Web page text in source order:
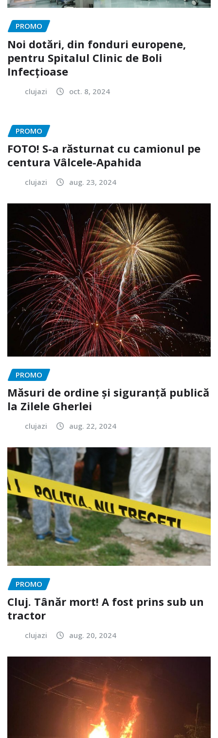
PROMO
Noi dotări, din fonduri europene,
pentru Spitalul Clinic de Boli
Infecțioase
clujazi oct. 8, 2024
PROMO
FOTO! S-a răsturnat cu camionul pe
centura Vâlcele-Apahida
clujazi aug. 23, 2024
PROMO
Măsuri de ordine și siguranță publică
la Zilele Gherlei
clujazi aug. 22, 2024
PROMO
Cluj. Tânăr mort! A fost prins sub un
tractor
clujazi aug. 20, 2024